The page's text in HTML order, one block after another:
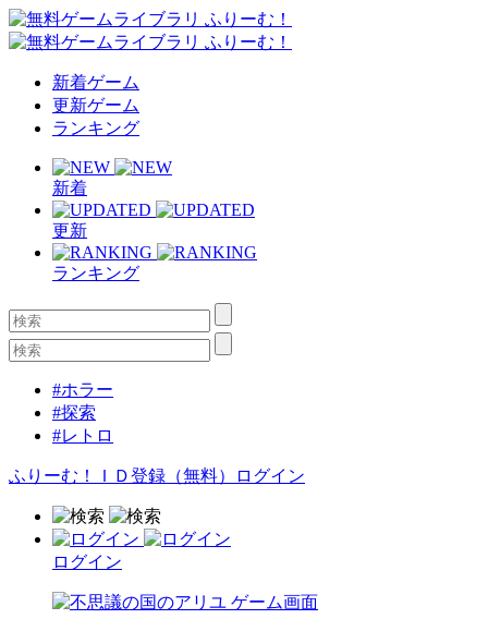
新着ゲーム
更新ゲーム
ランキング
新着
更新
ランキング
#ホラー
#探索
#レトロ
ふりーむ！ＩＤ登録（無料） ログイン
ログイン